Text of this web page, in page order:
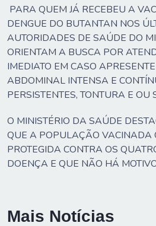
PARA QUEM JÁ RECEBEU A
DENGUE DO BUTANTAN NOS
AUTORIDADES DE SAÚDE DO
ORIENTAM A BUSCA POR
IMEDIATO EM CASO
ABDOMINAL INTENSA E
PERSISTENTES, TONTURA E OU
O MINISTÉRIO DA SAÚDE
QUE A POPULAÇÃO VACINADA
PROTEGIDA CONTRA OS
DOENÇA E QUE NÃO HÁ
Mais Notícias